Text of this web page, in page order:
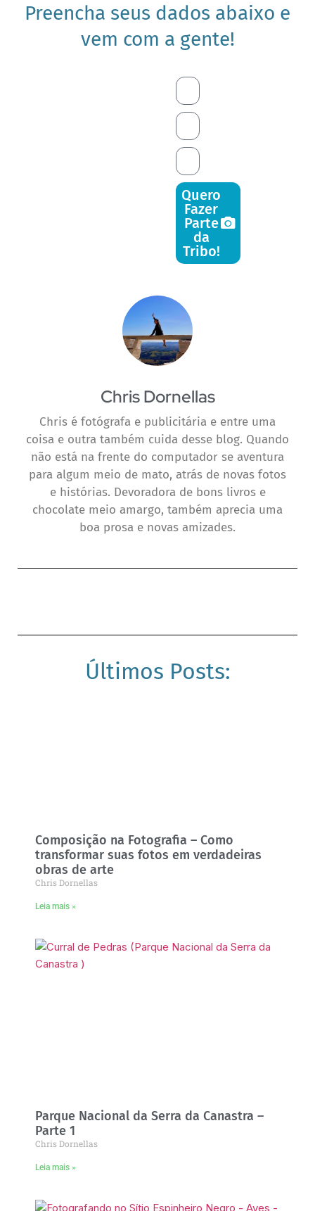
Preencha seus dados abaixo e
vem com a gente!
Quero
Fazer
Parte
da
Tribo!
Chris Dornellas
Chris é fotógrafa e publicitária e entre uma
coisa e outra também cuida desse blog. Quando
não está na frente do computador se aventura
para algum meio de mato, atrás de novas fotos
e histórias. Devoradora de bons livros e
chocolate meio amargo, também aprecia uma
boa prosa e novas amizades.
Últimos Posts:
Composição na Fotografia – Como
transformar suas fotos em verdadeiras
obras de arte
Chris Dornellas
Leia mais »
Parque Nacional da Serra da Canastra –
Parte 1
Chris Dornellas
Leia mais »